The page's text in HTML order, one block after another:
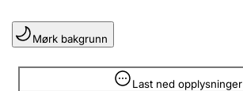
Lag og forening
Registrere, endre, slette
Mørk bakgrunn
Last ned opplysninger
Opplysninger er skjult